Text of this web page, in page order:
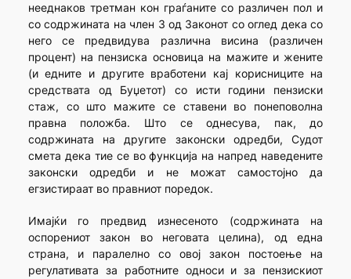
нееднаков третман кон граѓаните со различен пол и
со содржината на член 3 од Законот со оглед дека со
него се предвидува различна висина (различен
процент) на пензиска основица на мажите и жените
(и едните и другите вработени кај корисниците на
средствата од Буџетот) со исти години пензиски
стаж, со што мажите се ставени во понеповолна
правна положба. Што се однесува, пак, до
содржината на другите законски одредби, Судот
смета дека тие се во функција на напред наведените
законски одредби и не можат самостојно да
егзистираат во правниот поредок.
Имајќи го предвид изнесеното (содржината на
оспорениот закон во неговата целина), од една
страна, и паралелно со овој закон постоење на
регулативата за работните односи и за пензискиот